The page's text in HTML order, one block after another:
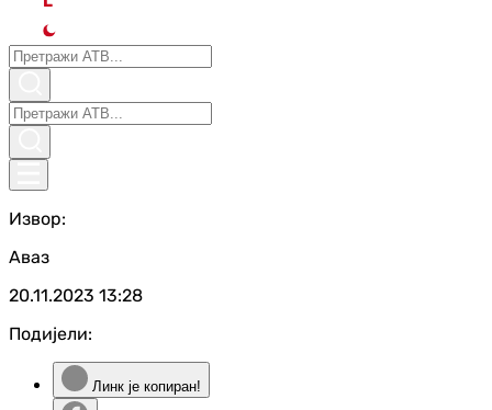
Извор:
Аваз
20.11.2023 13:28
Подијели:
Линк је копиран!